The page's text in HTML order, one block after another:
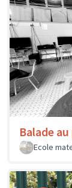
Balade
Ecole